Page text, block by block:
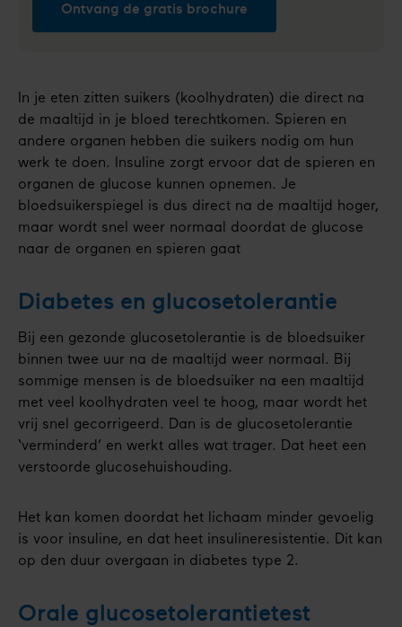
Ontvang de gratis brochure
In je eten zitten suikers (koolhydraten) die direct na
de maaltijd in je bloed terechtkomen. Spieren en
andere organen hebben die suikers nodig om hun
werk te doen. Insuline zorgt ervoor dat de spieren en
organen de glucose kunnen opnemen. Je
bloedsuikerspiegel is dus direct na de maaltijd hoger,
maar wordt snel weer normaal doordat de glucose
naar de organen en spieren gaat
Diabetes en glucosetolerantie
Bij een gezonde glucosetolerantie is de bloedsuiker
binnen twee uur na de maaltijd weer normaal. Bij
sommige mensen is de bloedsuiker na een maaltijd
met veel koolhydraten veel te hoog, maar wordt het
vrij snel gecorrigeerd. Dan is de glucosetolerantie
‘verminderd’ en werkt alles wat trager. Dat heet een
verstoorde glucosehuishouding.
Het kan komen doordat het lichaam minder gevoelig
is voor insuline, en dat heet insulineresistentie. Dit kan
op den duur overgaan in diabetes type 2.
Orale glucosetolerantietest